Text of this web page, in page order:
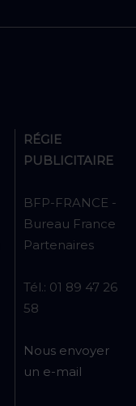
RÉGIE
PUBLICITAIRE
BFP-FRANCE -
Bureau France
Partenaires
Tél.: 01 89 47 26
58
Nous envoyer
un e-mail